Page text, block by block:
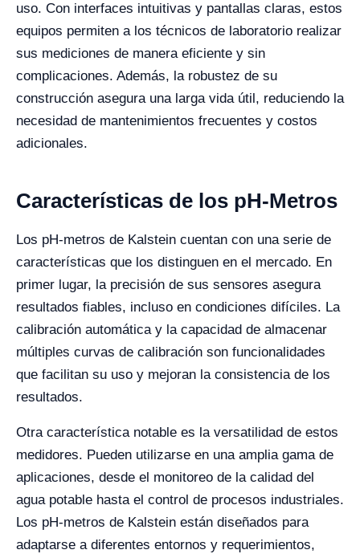
uso. Con interfaces intuitivas y pantallas claras, estos
equipos permiten a los técnicos de laboratorio realizar
sus mediciones de manera eficiente y sin
complicaciones. Además, la robustez de su
construcción asegura una larga vida útil, reduciendo la
necesidad de mantenimientos frecuentes y costos
adicionales.
Características de los pH-Metros
Los pH-metros de Kalstein cuentan con una serie de
características que los distinguen en el mercado. En
primer lugar, la precisión de sus sensores asegura
resultados fiables, incluso en condiciones difíciles. La
calibración automática y la capacidad de almacenar
múltiples curvas de calibración son funcionalidades
que facilitan su uso y mejoran la consistencia de los
resultados.
Otra característica notable es la versatilidad de estos
medidores. Pueden utilizarse en una amplia gama de
aplicaciones, desde el monitoreo de la calidad del
agua potable hasta el control de procesos industriales.
Los pH-metros de Kalstein están diseñados para
adaptarse a diferentes entornos y requerimientos,